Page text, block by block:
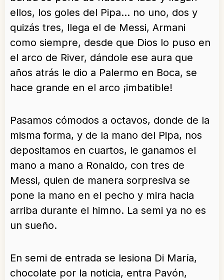
ellos, los goles del Pipa… no uno, dos y
quizás tres, llega el de Messi, Armani
como siempre, desde que Dios lo puso en
el arco de River, dándole ese aura que
años atrás le dio a Palermo en Boca, se
hace grande en el arco ¡imbatible!
Pasamos cómodos a octavos, donde de la
misma forma, y de la mano del Pipa, nos
depositamos en cuartos, le ganamos el
mano a mano a Ronaldo, con tres de
Messi, quien de manera sorpresiva se
pone la mano en el pecho y mira hacia
arriba durante el himno. La semi ya no es
un sueño.
En semi de entrada se lesiona Di María,
chocolate por la noticia, entra Pavón,